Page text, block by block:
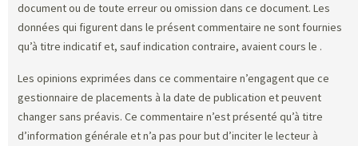
document ou de toute erreur ou omission dans ce document. Les
données qui figurent dans le présent commentaire ne sont fournies
qu’à titre indicatif et, sauf indication contraire, avaient cours le .
Les opinions exprimées dans ce commentaire n’engagent que ce
gestionnaire de placements à la date de publication et peuvent
changer sans préavis. Ce commentaire n’est présenté qu’à titre
d’information générale et n’a pas pour but d’inciter le lecteur à